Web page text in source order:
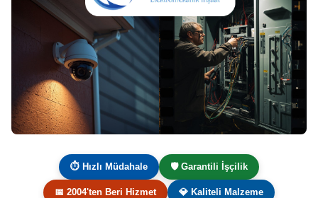
⏱ Hızlı Müdahale 🛡️ Garantili İşçilik
📅 2004'ten Beri Hizmet 💎 Kaliteli Malzeme